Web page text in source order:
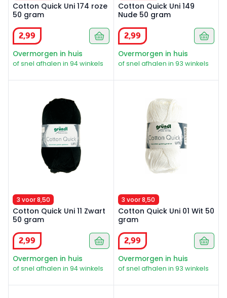
Cotton Quick Uni 174 roze
50 gram
2,99
Overmorgen in huis
of snel afhalen in 94 winkels
Cotton Quick Uni 149
Nude 50 gram
2,99
Overmorgen in huis
of snel afhalen in 93 winkels
3 voor 8,50
Cotton Quick Uni 11 Zwart
50 gram
2,99
Overmorgen in huis
of snel afhalen in 94 winkels
3 voor 8,50
Cotton Quick Uni 01 Wit 50
gram
2,99
Overmorgen in huis
of snel afhalen in 93 winkels